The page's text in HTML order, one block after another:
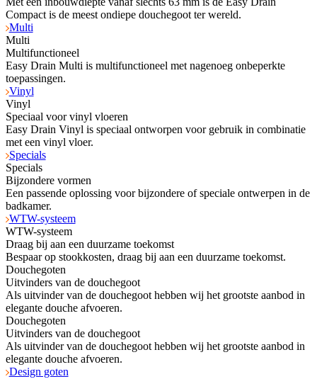
Compact is de meest ondiepe douchegoot ter wereld.
Multi
Multi
Multifunctioneel
Easy Drain Multi is multifunctioneel met nagenoeg onbeperkte
toepassingen.
Vinyl
Vinyl
Speciaal voor vinyl vloeren
Easy Drain Vinyl is speciaal ontworpen voor gebruik in combinatie
met een vinyl vloer.
Specials
Specials
Bijzondere vormen
Een passende oplossing voor bijzondere of speciale ontwerpen in de
badkamer.
WTW-systeem
WTW-systeem
Draag bij aan een duurzame toekomst
Bespaar op stookkosten, draag bij aan een duurzame toekomst.
Douchegoten
Uitvinders van de douchegoot
Als uitvinder van de douchegoot hebben wij het grootste aanbod in
elegante douche afvoeren.
Douchegoten
Uitvinders van de douchegoot
Als uitvinder van de douchegoot hebben wij het grootste aanbod in
elegante douche afvoeren.
Design goten